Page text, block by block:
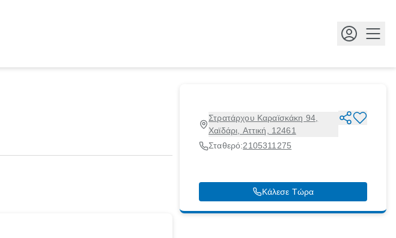
Στρατάρχου Καραϊσκάκη 94,
Χαϊδάρι, Αττική, 12461
Σταθερό:2105311275
Κάλεσε Τώρα